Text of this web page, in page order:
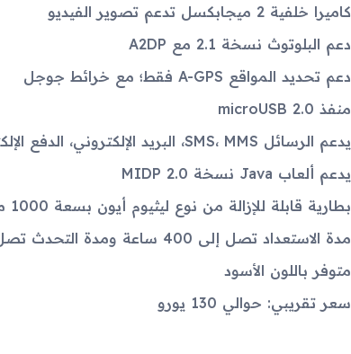
كاميرا خلفية 2 ميجابكسل تدعم تصوير الفيديو
دعم البلوتوث نسخة 2.1 مع A2DP
دعم تحديد المواقع A-GPS فقط؛ مع خرائط جوجل
منفذ microUSB 2.0
يدعم الرسائل SMS، MMS، البريد الإلكتروني، الدفع الإلكتروني، والرسائل الفورية
يدعم ألعاب Java نسخة MIDP 2.0
بطارية قابلة للإزالة من نوع ليثيوم أيون بسعة 1000 مللي أمبير
مدة الاستعداد تصل إلى 400 ساعة ومدة التحدث تصل إلى 6 ساعات
متوفر باللون الأسود
سعر تقريبي: حوالي 130 يورو